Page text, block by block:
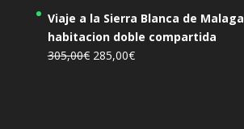
Viaje a la Sierra Blanca de Malaga
habitacion doble compartida
305,00€ El
285,00€El